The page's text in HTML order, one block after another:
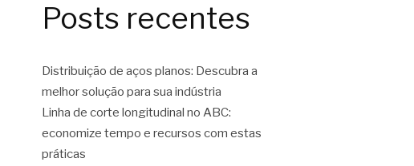
Posts recentes
Distribuição de aços planos: Descubra a
melhor solução para sua indústria
Linha de corte longitudinal no ABC:
economize tempo e recursos com estas
práticas